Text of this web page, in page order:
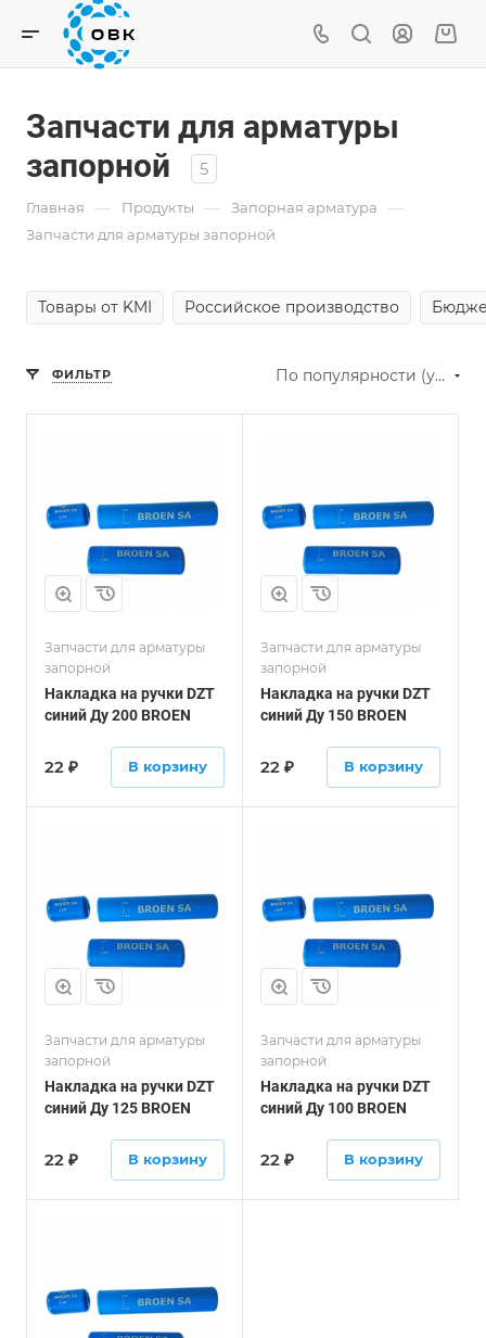
Запчасти для арматуры
запорной
5
Главная — Продукты — Запорная арматура —
Запчасти для арматуры запорной
Товары от KMI Российское производство
ФИЛЬТР По популярности (убывание)
Запчасти для арматуры
запорной
Накладка на ручки DZT
синий Ду 200 BROEN
22 ₽ В корзину
Запчасти для арматуры
запорной
Накладка на ручки DZT
синий Ду 150 BROEN
22 ₽ В корзину
Запчасти для арматуры
запорной
Накладка на ручки DZT
синий Ду 125 BROEN
22 ₽ В корзину
Запчасти для арматуры
запорной
Накладка на ручки DZT
синий Ду 100 BROEN
22 ₽ В корзину